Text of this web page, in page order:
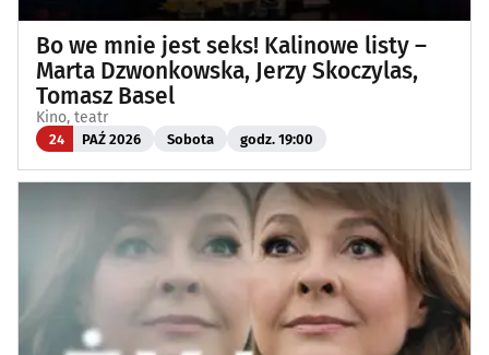
Bo we mnie jest seks! Kalinowe listy –
Marta Dzwonkowska, Jerzy Skoczylas,
Tomasz Basel
Kino, teatr
24 PAŹ 2026 Sobota godz. 19:00